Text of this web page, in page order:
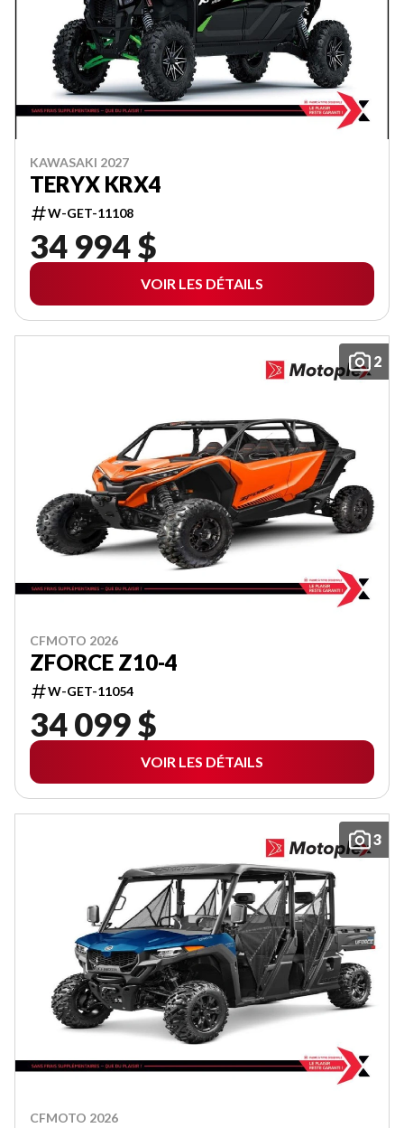
KAWASAKI 2027
TERYX KRX4
W-GET-11108
34 994 $
VOIR LES DÉTAILS
2
CFMOTO 2026
ZFORCE Z10-4
W-GET-11054
34 099 $
VOIR LES DÉTAILS
3
CFMOTO 2026